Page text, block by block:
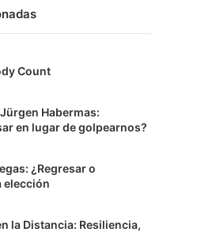
Count
Habermas:
en lugar de golpearnos?
¿Regresar o
elección
la Distancia: Resiliencia,